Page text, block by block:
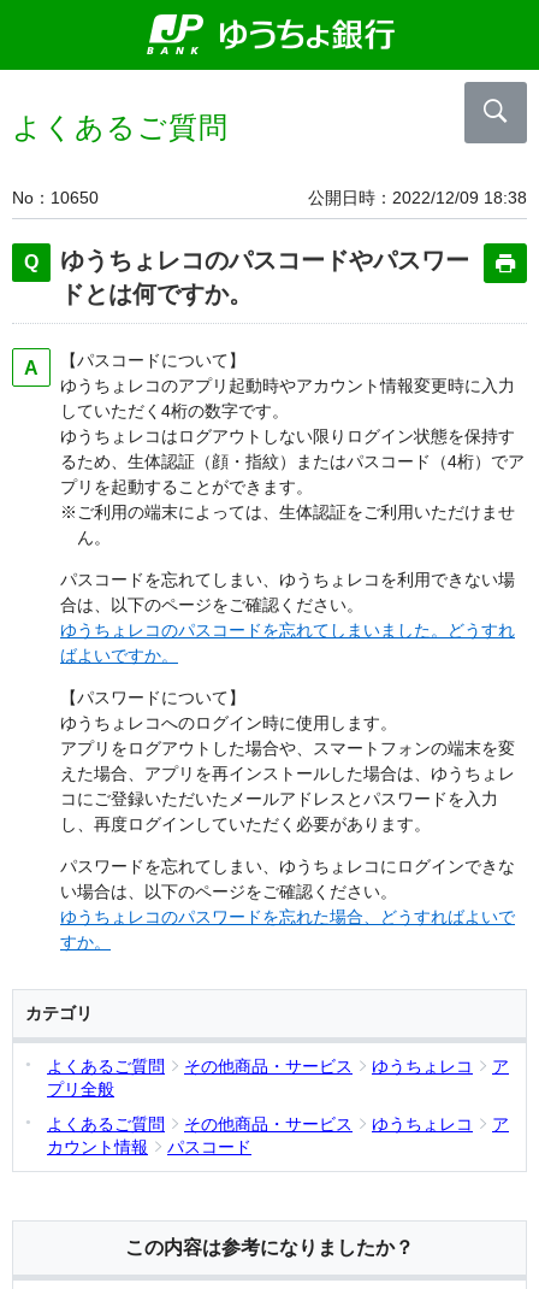
よくあるご質問
No 10650 公開日時 2022/12/09 18:38
ゆうちょレコのパスコードやパスワー
ドとは何ですか。
【パスコードについて】
ゆうちょレコのアプリ起動時やアカウント情報変更時に入力
していただく4桁の数字です。
ゆうちょレコはログアウトしない限りログイン状態を保持す
るため、生体認証（顔・指紋）またはパスコード（4桁）でア
プリを起動することができます。
※ご利用の端末によっては、生体認証をご利用いただけませ
ん。
パスコードを忘れてしまい、ゆうちょレコを利用できない場
合は、以下のページをご確認ください。
ゆうちょレコのパスコードを忘れてしまいました。どうすれ
ばよいですか。
【パスワードについて】
ゆうちょレコへのログイン時に使用します。
アプリをログアウトした場合や、スマートフォンの端末を変
えた場合、アプリを再インストールした場合は、ゆうちょレ
コにご登録いただいたメールアドレスとパスワードを入力
し、再度ログインしていただく必要があります。
パスワードを忘れてしまい、ゆうちょレコにログインできな
い場合は、以下のページをご確認ください。
ゆうちょレコのパスワードを忘れた場合、どうすればよいで
すか。
カテゴリ
よくあるご質問 その他商品・サービス ゆうちょレコ
ア
プリ全般
よくあるご質問
その他商品・サービス ゆうちょレコ
ア
カウント情報
パスコード
この内容は参考になりましたか？